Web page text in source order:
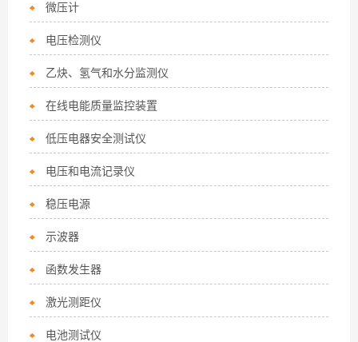
微压计
电压检测仪
乙炔、氢气和水分监测仪
在线电能质量监控装置
低压电器安全测试仪
电压和电流记录仪
稳压电源
示波器
函数发生器
激光测距仪
电池测试仪